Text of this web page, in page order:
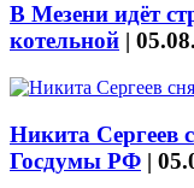
В Мезени идёт
котельной |
Никита Сергеев
Госдумы РФ |